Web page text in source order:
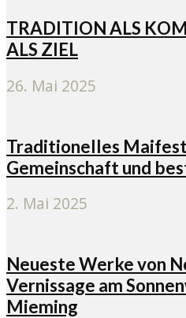
TRADITION ALS
ALS ZIEL
26. Mai 2025
Traditionelles
Gemeinschaft und
2. Mai 2025
Neueste Werke von
Vernissage am
Mieming